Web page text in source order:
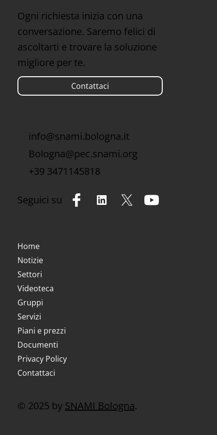
Home
Notizie
Settori
Videoteca
Gruppi
Servizi
Piani e prezzi
Documenti
Privacy Policy
Contattaci
Ogni richiesta inizia con una
conversazione. Saremo felici di
ascoltarti e trovare la soluzione
migliore per te.
Contattaci
Seguici su
info@snami.bologna.it
Bologna@pec.snami.org
+39 3471145818
© 2025 by SNAMI Bologna.